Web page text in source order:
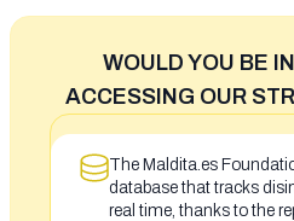
WOULD YOU BE
ACCESSING OUR
The Maldita.es
database that tracks
real time, thanks to the